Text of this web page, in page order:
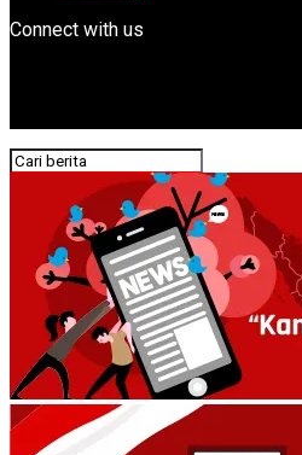
Connect with us